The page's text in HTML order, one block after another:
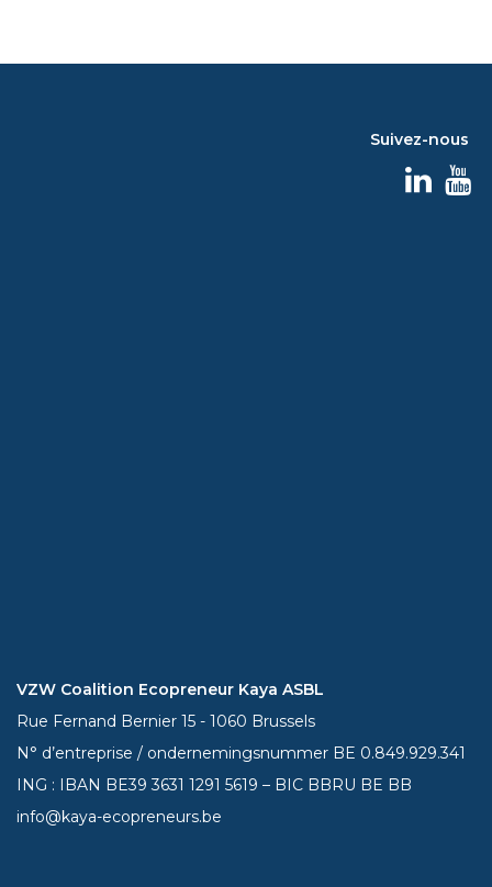
Suivez-nous
VZW Coalition Ecopreneur Kaya ASBL
Rue Fernand Bernier 15 - 1060 Brussels
N° d’entreprise / ondernemingsnummer BE 0.849.929.341
ING : IBAN BE393631 1291 5619 – BIC BBRU BE BB
info@kaya-ecopreneurs.be